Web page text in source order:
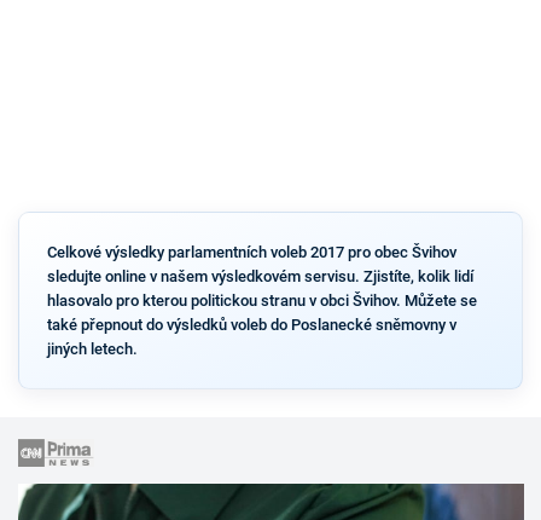
Celkové výsledky parlamentních voleb 2017 pro obec Švihov
sledujte online v našem výsledkovém servisu. Zjistíte, kolik lidí
hlasovalo pro kterou politickou stranu v obci Švihov. Můžete se
také přepnout do výsledků voleb do Poslanecké sněmovny v
jiných letech.